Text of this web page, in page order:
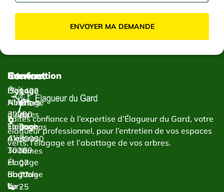
ENVOYER MA DEMANDE
Faites confiance à l’expertise d’Élagueur du Gard, votre
élagueur professionnel, pour l’entretien de vos espaces
verts, l’élagage et l’abattage de vos arbres.
Services
Élagage
Abattage
d’arbres
Taillage
d’arbres
Taille
et
abattage
de
Intervention
Élagage
Nîmes
30000
Élagage
Alès
30100
Élagage
Bagnols-
sur-
Contact
1433
Chem.
du
Bachas
30000
Nîmes
07
77
25